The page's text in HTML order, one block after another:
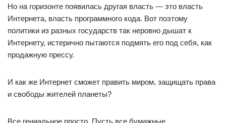
Но на горизонте появилась другая власть — это власть
Интернета, власть программного кода. Вот поэтому
политики из разных государств так неровно дышат к
Интернету, истерично пытаются подмять его под себя, как
продажную прессу.
И как же Интернет сможет править миром, защищать права
и свободы жителей планеты?
Все гениальное просто. Пусть все бумажные